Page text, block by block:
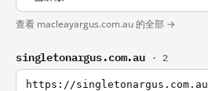
查看 macleayargus.com.au 的全部 →
singletonargus.com.au · 2
https://singletonargus.com.au